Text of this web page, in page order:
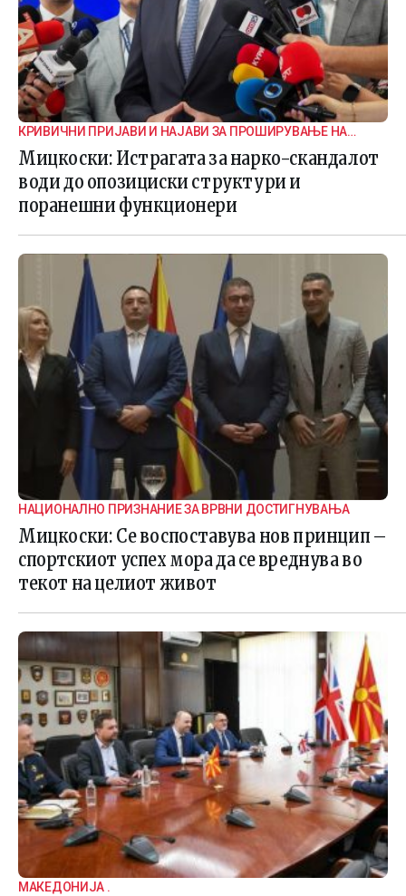
КРИВИЧНИ ПРИЈАВИ И НАЈАВИ ЗА ПРОШИРУВАЊЕ НА
ИСТРАГАТА
Мицкоски: Истрагата за нарко-скандалот
води до опозициски структури и
поранешни функционери
НАЦИОНАЛНО ПРИЗНАНИЕ ЗА ВРВНИ ДОСТИГНУВАЊА
Мицкоски: Се воспоставува нов принцип –
спортскиот успех мора да се вреднува во
текот на целиот живот
МАКЕДОНИЈА .